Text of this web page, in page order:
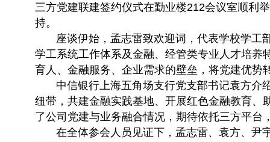
三方党建联建签约仪式在勤业楼212会议室顺利
持。
座谈伊始，孟志雷致欢迎词，代表学校学工
学工系统工作体系及金融、经管类专业人才培
育人、金融服务、企业需求的壁垒，将党建优势
中信银行上海五角场支行党支部书记袁方介
纽带，共建金融实践基地、开展红色金融教育
了公司党建与业务融合情况，期待依托三方平
在全体参会人员见证下，孟志雷、袁方、尹